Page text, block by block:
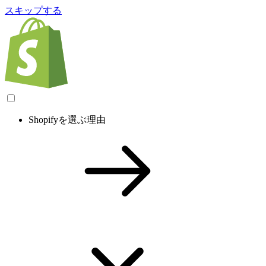
スキップする
Shopifyを選ぶ理由